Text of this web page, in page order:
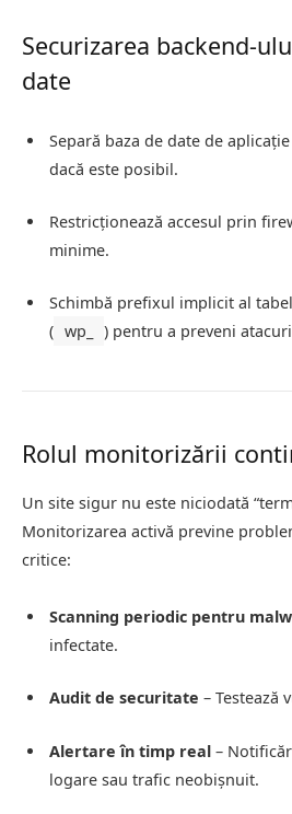
Securizarea backend-
date
Separă baza de date de
dacă este posibil.
Restricționează accesul prin
minime.
Schimbă prefixul implicit al
( wp_ ) pentru a preveni
Rolul monitorizării
Un site sigur nu este niciodată
Monitorizarea activă previne
critice:
Scanning periodic pentru
infectate.
Audit de securitate – Testează
Alertare în timp real –
logare sau trafic neobișnuit.